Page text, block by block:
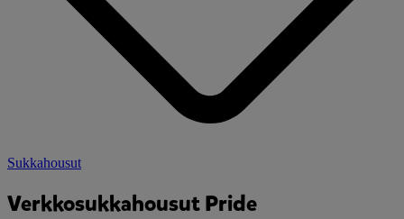
Sukkahousut
Verkkosukkahousut Pride